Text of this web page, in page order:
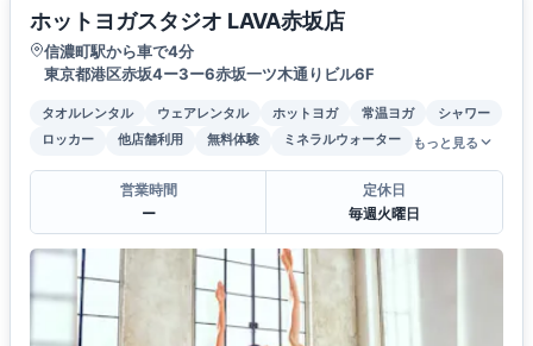
ホットヨガスタジオ LAVA赤坂店
信濃町駅から車で4分
東京都港区赤坂4ー3ー6赤坂一ツ木通りビル6F
タオルレンタル ウェアレンタル ホットヨガ 常温ヨガ
シャワー
ロッカー
他店舗利用 無料体験 ミネラルウォーター もっと見る
営業時間
ー
定休日
毎週火曜日